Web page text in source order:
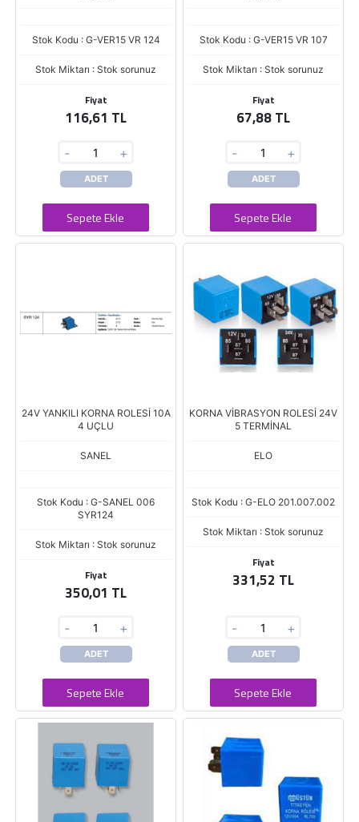
Stok Kodu : G-VER15 VR 124
Stok Miktarı : Stok sorunuz
Fiyat
116,61 TL
- +
ADET
Sepete Ekle
Stok Kodu : G-VER15 VR 107
Stok Miktarı : Stok sorunuz
Fiyat
67,88 TL
- +
ADET
Sepete Ekle
24V YANKILI KORNA ROLESİ 10A
4 UÇLU
SANEL
Stok Kodu : G-SANEL 006
SYR124
Stok Miktarı : Stok sorunuz
Fiyat
350,01 TL
- +
ADET
Sepete Ekle
KORNA VİBRASYON ROLESİ 24V
5 TERMİNAL
ELO
Stok Kodu : G-ELO 201.007.002
Stok Miktarı : Stok sorunuz
Fiyat
331,52 TL
- +
ADET
Sepete Ekle